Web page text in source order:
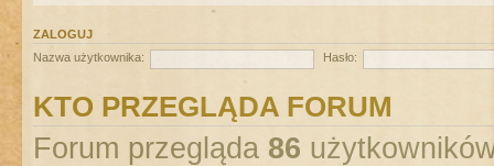
ZALOGUJ
Nazwa użytkownika:
Hasło:
KTO PRZEGLĄDA FORUM
Forum przegląda 86